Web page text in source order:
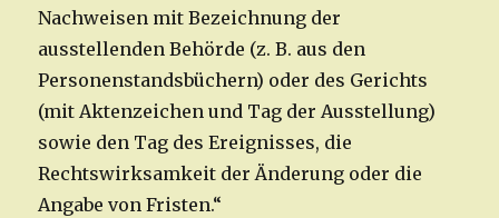
Nachweisen mit Bezeichnung der
ausstellenden Behörde (z. B. aus den
Personenstandsbüchern) oder des Gerichts
(mit Aktenzeichen und Tag der Ausstellung)
sowie den Tag des Ereignisses, die
Rechtswirksamkeit der Änderung oder die
Angabe von Fristen.“